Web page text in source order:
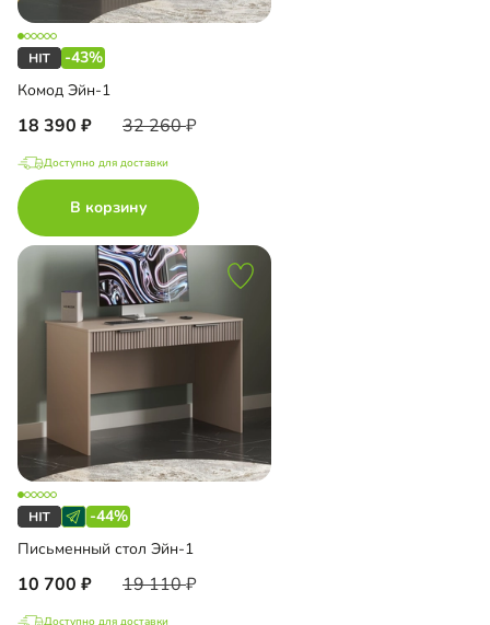
-43%
Комод Эйн-1
18 390 32 260
Доступно для доставки
В корзину
-44%
Письменный стол Эйн-1
10 700 19 110